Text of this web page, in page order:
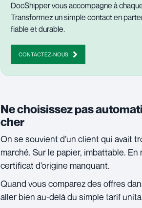
DocShipper vous accompagne à
Transformez un simple contact en
fiable et durable.
CONTACTEZ-NOUS
Ne choisissez pas
cher
On se souvient d’un client qui avait
marché. Sur le papier, imbattable. En
certificat d’origine manquant.
Quand vous comparez des offres
aller bien au-delà du simple tarif